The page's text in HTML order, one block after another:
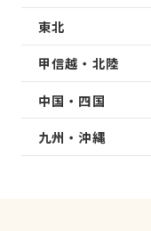
東北
甲信越・北陸
中国・四国
九州・沖縄